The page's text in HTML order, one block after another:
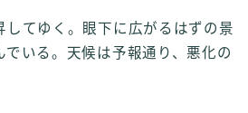
してゆく。眼下に広がるはずの景
いる。天候は予報通り、悪化の